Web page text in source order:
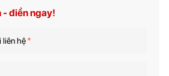
điền ngay!
liên hệ*